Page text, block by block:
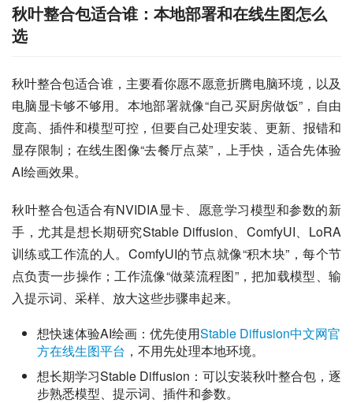
秋叶整合包适合谁：本地部署和在线生图怎么
选
秋叶整合包适合谁，主要看你愿不愿意折腾电脑环境，以及
电脑显卡够不够用。本地部署就像“自己买厨房做饭”，自由
度高、插件和模型可控，但要自己处理安装、更新、报错和
显存限制；在线生图像“去餐厅点菜”，上手快，适合先体验
AI绘画效果。
秋叶整合包适合有NVIDIA显卡、愿意学习模型和参数的新
手，尤其是想长期研究Stable Diffusion、ComfyUI、LoRA
训练或工作流的人。ComfyUI的节点就像“积木块”，每个节
点负责一步操作；工作流像“做菜流程图”，把加载模型、输
入提示词、采样、放大这些步骤串起来。
想快速体验AI绘画：优先使用Stable Diffusion中文网官
方在线生图平台 ，不用先处理本地环境。
想长期学习Stable Diffusion：可以安装秋叶整合包，逐
步熟悉模型、提示词、插件和参数。